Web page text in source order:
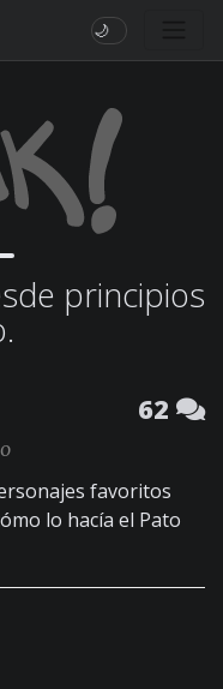
🌙
principios
62
favoritos
lo hacía el Pato